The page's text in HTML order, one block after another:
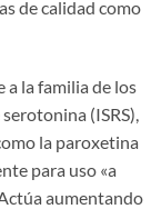
de calidad como
a la familia de los
(ISRS),
la paroxetina
para uso «a
aumentando